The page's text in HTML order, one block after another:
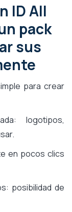
ID All
pack
sus
para crear
logotipos,
en pocos clics
posibilidad de